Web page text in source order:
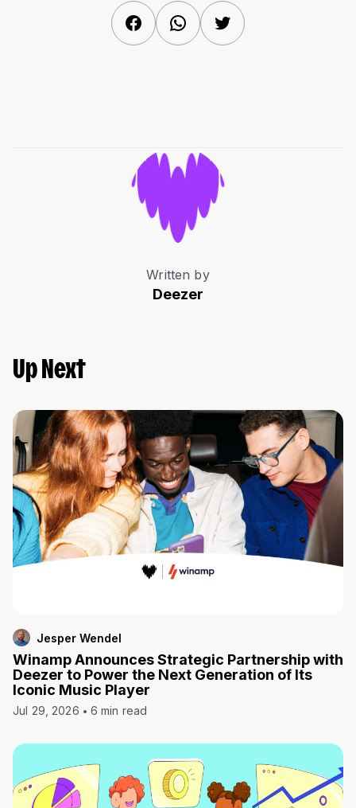
FacebookWhatsAppTwitter
Written by
Deezer
Up Next
Jesper Wendel
Winamp Announces Strategic Partnership with
Deezer to Power the Next Generation of Its
Iconic Music Player
Jul 29, 2026 6 min read